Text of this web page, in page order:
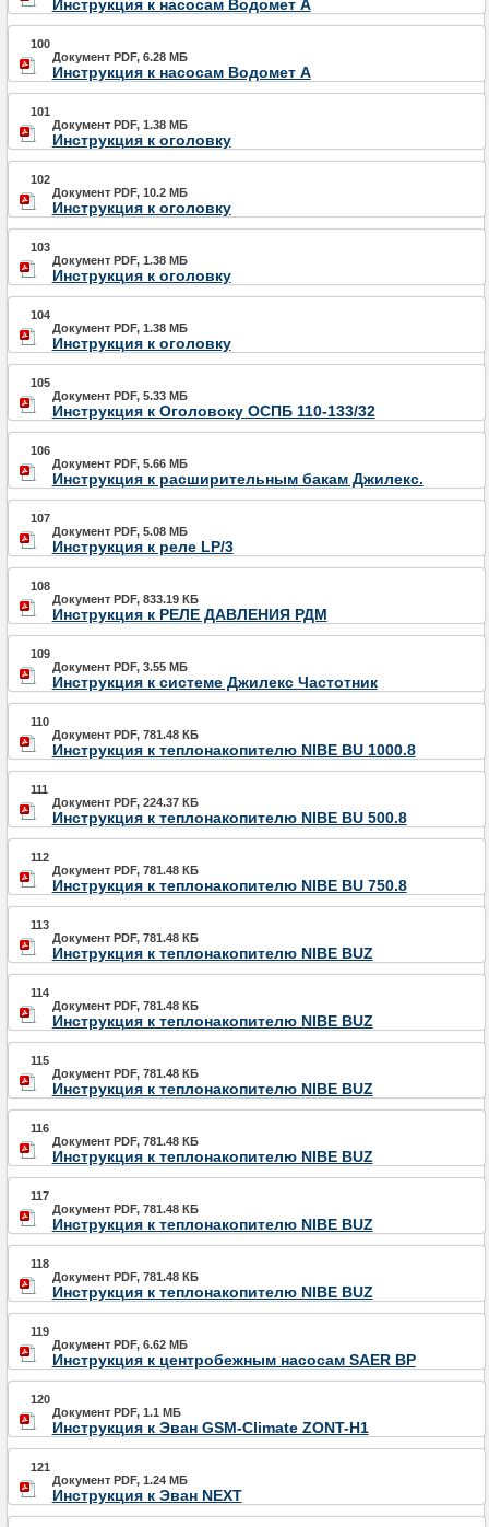
Инструкция к насосам Водомет А
100
Документ PDF, 6.28 МБ
Инструкция к насосам Водомет А
101
Документ PDF, 1.38 МБ
Инструкция к оголовку
102
Документ PDF, 10.2 МБ
Инструкция к оголовку
103
Документ PDF, 1.38 МБ
Инструкция к оголовку
104
Документ PDF, 1.38 МБ
Инструкция к оголовку
105
Документ PDF, 5.33 МБ
Инструкция к Оголовоку ОСПБ 110-133/32
106
Документ PDF, 5.66 МБ
Инструкция к расширительным бакам Джилекс.
107
Документ PDF, 5.08 МБ
Инструкция к реле LP/3
108
Документ PDF, 833.19 КБ
Инструкция к РЕЛЕ ДАВЛЕНИЯ РДМ
109
Документ PDF, 3.55 МБ
Инструкция к системе Джилекс Частотник
110
Документ PDF, 781.48 КБ
Инструкция к теплонакопителю NIBE BU 1000.8
111
Документ PDF, 224.37 КБ
Инструкция к теплонакопителю NIBE BU 500.8
112
Документ PDF, 781.48 КБ
Инструкция к теплонакопителю NIBE BU 750.8
113
Документ PDF, 781.48 КБ
Инструкция к теплонакопителю NIBE BUZ
114
Документ PDF, 781.48 КБ
Инструкция к теплонакопителю NIBE BUZ
115
Документ PDF, 781.48 КБ
Инструкция к теплонакопителю NIBE BUZ
116
Документ PDF, 781.48 КБ
Инструкция к теплонакопителю NIBE BUZ
117
Документ PDF, 781.48 КБ
Инструкция к теплонакопителю NIBE BUZ
118
Документ PDF, 781.48 КБ
Инструкция к теплонакопителю NIBE BUZ
119
Документ PDF, 6.62 МБ
Инструкция к центробежным насосам SAER BP
120
Документ PDF, 1.1 МБ
Инструкция к Эван GSM-Climate ZONT-H1
121
Документ PDF, 1.24 МБ
Инструкция к Эван NEXT